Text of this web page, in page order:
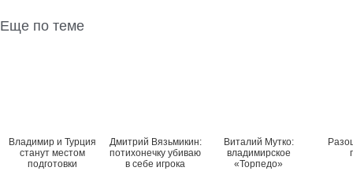
Еще по теме
Владимир и Турция
станут местом
подготовки
Дмитрий Вязьмикин:
потихонечку убиваю
в себе игрока
Виталий Мутко:
владимирское
«Торпедо»